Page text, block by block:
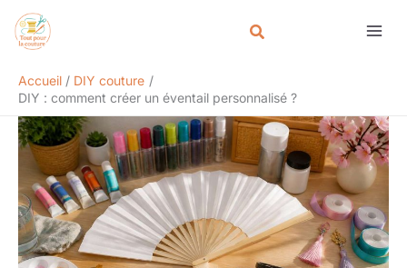
Accueil
DIY couture
DIY : comment créer un éventail personnalisé ?
Rechercher